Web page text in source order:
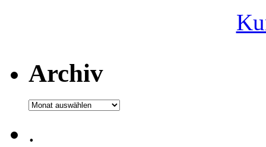
Archiv
Archiv
.